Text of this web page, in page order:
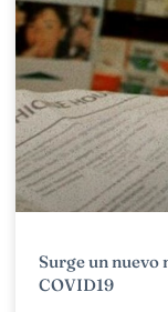
Surge un nuevo
COVID19